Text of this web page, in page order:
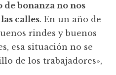
bonanza no nos
calles. En un año de
rindes y buenos
esa situación no se
de los trabajadores»,